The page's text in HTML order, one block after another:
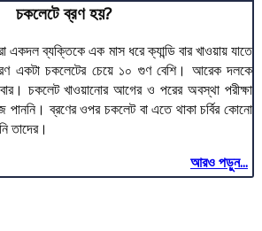
চকলেটে ব্রণ হয়?
একদল ব্যক্তিকে এক মাস ধরে ক্যান্ডি বার খাওয়ায় যাতে
একটা চকলেটের চেয়ে ১০ গুণ বেশি। আরেক দলকে
চকলেট খাওয়ানোর আগের ও পরের অবস্থা পরীক্ষা
পাননি। ব্রণের ওপর চকলেট বা এতে থাকা চর্বির কোনো
তাদের।
আরও পড়ুন...